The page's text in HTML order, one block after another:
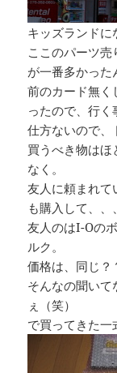
キッズランドに
ここのパーツ
が一番多かった
前のカード無く
ったので、行く
仕方ないので、
買うべき物はほ
なく。
友人に頼まれて
も購入して、、、
友人のはI-Oの
ルク。
価格は、同じ？
そんなの聞いて
ぇ（笑）
で買ってきた一